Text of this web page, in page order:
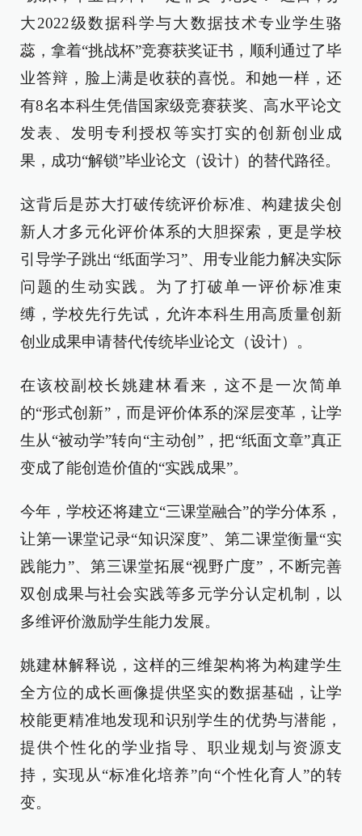
大2022级数据科学与大数据技术专业学生骆
蕊，拿着“挑战杯”竞赛获奖证书，顺利通过了毕
业答辩，脸上满是收获的喜悦。和她一样，还
有8名本科生凭借国家级竞赛获奖、高水平论文
发表、发明专利授权等实打实的创新创业成
果，成功“解锁”毕业论文（设计）的替代路径。
这背后是苏大打破传统评价标准、构建拔尖创
新人才多元化评价体系的大胆探索，更是学校
引导学子跳出“纸面学习”、用专业能力解决实际
问题的生动实践。为了打破单一评价标准束
缚，学校先行先试，允许本科生用高质量创新
创业成果申请替代传统毕业论文（设计）。
在该校副校长姚建林看来，这不是一次简单
的“形式创新”，而是评价体系的深层变革，让学
生从“被动学”转向“主动创”，把“纸面文章”真正
变成了能创造价值的“实践成果”。
今年，学校还将建立“三课堂融合”的学分体系，
让第一课堂记录“知识深度”、第二课堂衡量“实
践能力”、第三课堂拓展“视野广度”，不断完善
双创成果与社会实践等多元学分认定机制，以
多维评价激励学生能力发展。
姚建林解释说，这样的三维架构将为构建学生
全方位的成长画像提供坚实的数据基础，让学
校能更精准地发现和识别学生的优势与潜能，
提供个性化的学业指导、职业规划与资源支
持，实现从“标准化培养”向“个性化育人”的转
变。